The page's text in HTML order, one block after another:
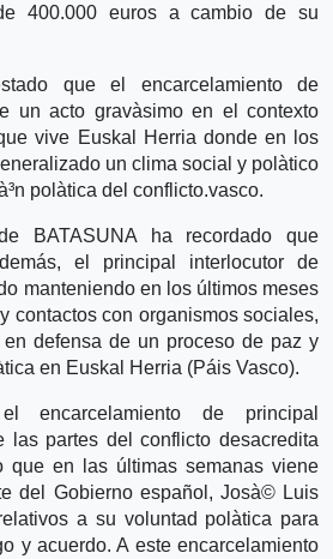
400.000 euros a cambio de su
que el encarcelamiento de
un acto gravà­simo en el contexto
vive Euskal Herria donde en los
un clima social y polà­tico
polà­tica del conflicto.vasco.
BATASUNA ha recordado que
el principal interlocutor de
manteniendo en los últimos meses
contactos con organismos sociales,
defensa de un proceso de paz y
en Euskal Herria (Páis Vasco).
encarcelamiento de principal
las partes del conflicto desacredita
que en las últimas semanas viene
del Gobierno español, Josà© Luis
a su voluntad polà­tica para
y acuerdo. A este encarcelamiento